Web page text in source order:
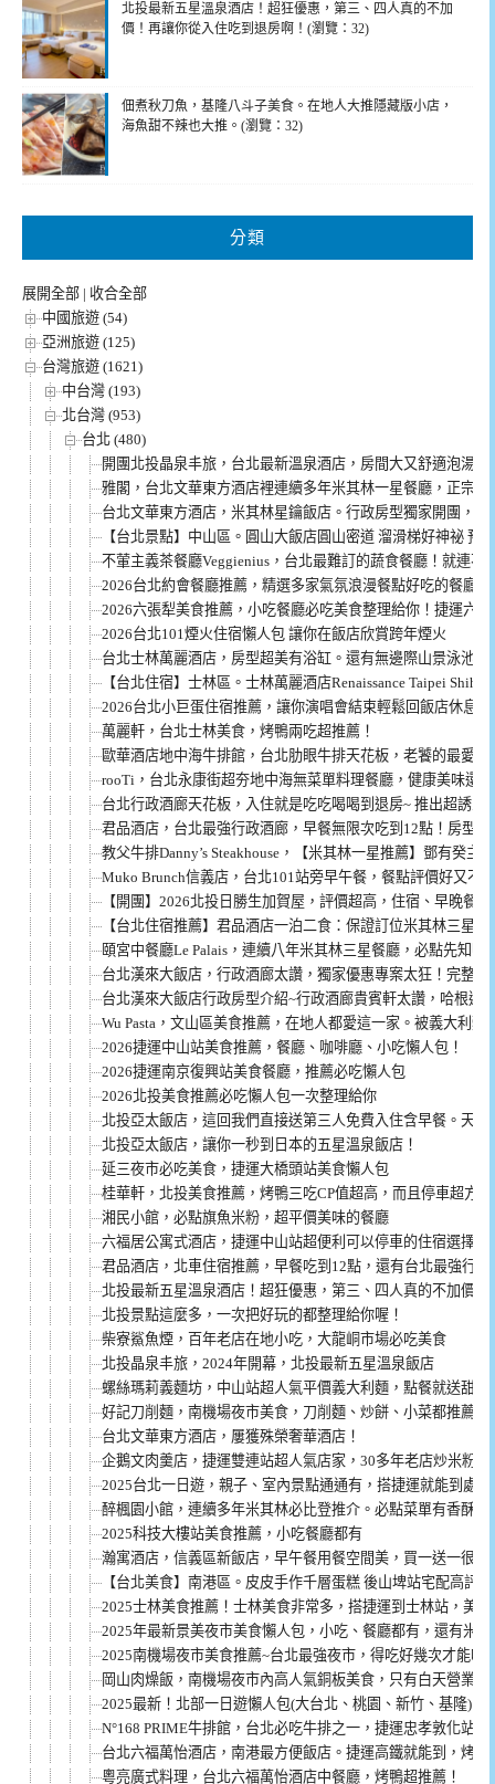
北投最新五星溫泉酒店！超狂優惠，第三、四人真的不加
價！再讓你從入住吃到退房啊！(瀏覽：32)
佃煮秋刀魚，基隆八斗子美食。在地人大推隱藏版小店，
海魚甜不辣也大推。(瀏覽：32)
分類
展開全部 | 收合全部
中國旅遊 (54)
亞洲旅遊 (125)
台灣旅遊 (1621)
中台灣 (193)
北台灣 (953)
台北 (480)
開團北投晶泉丰旅，台北最新溫泉酒店，房間大又舒適泡湯超
雅閣，台北文華東方酒店裡連續多年米其林一星餐廳，正宗粵
台北文華東方酒店，米其林星鑰飯店。行政房型獨家開團，說
【台北景點】中山區。圓山大飯店圓山密道 溜滑梯好神祕 預
不葷主義茶餐廳Veggienius，台北最難訂的蔬食餐廳！就連不
2026台北約會餐廳推薦，精選多家氣氛浪漫餐點好吃的餐廳
2026六張犁美食推薦，小吃餐廳必吃美食整理給你！捷運六
2026台北101煙火住宿懶人包 讓你在飯店欣賞跨年煙火
台北士林萬麗酒店，房型超美有浴缸。還有無邊際山景泳池
【台北住宿】士林區。士林萬麗酒店Renaissance Taipei
2026台北小巨蛋住宿推薦，讓你演唱會結束輕鬆回飯店休息！
萬麗軒，台北士林美食，烤鴨兩吃超推薦！
歐華酒店地中海牛排館，台北肋眼牛排天花板，老饕的最愛！
rooTi，台北永康街超夯地中海無菜單料理餐廳，健康美味還
台北行政酒廊天花板，入住就是吃吃喝喝到退房~ 推出超誘人
君品酒店，台北最強行政酒廊，早餐無限次吃到12點！房型介
教父牛排Danny’s Steakhouse，【米其林一星推薦】鄧有癸
Muko Brunch信義店，台北101站旁早午餐，餐點評價好又不
【開團】2026北投日勝生加賀屋，評價超高，住宿、早晚餐
【台北住宿推薦】君品酒店一泊二食：保證訂位米其林三星
頤宮中餐廳Le Palais，連續八年米其林三星餐廳，必點先知
台北漢來大飯店，行政酒廊太讚，獨家優惠專案太狂！完整方
台北漢來大飯店行政房型介紹~行政酒廊貴賓軒太讚，哈根達
Wu Pasta，文山區美食推薦，在地人都愛這一家。被義大利麵
2026捷運中山站美食推薦，餐廳、咖啡廳、小吃懶人包！
2026捷運南京復興站美食餐廳，推薦必吃懶人包
2026北投美食推薦必吃懶人包一次整理給你
北投亞太飯店，這回我們直接送第三人免費入住含早餐。天氣
北投亞太飯店，讓你一秒到日本的五星溫泉飯店！
延三夜市必吃美食，捷運大橋頭站美食懶人包
桂華軒，北投美食推薦，烤鴨三吃CP值超高，而且停車超方
湘民小館，必點旗魚米粉，超平價美味的餐廳
六福居公寓式酒店，捷運中山站超便利可以停車的住宿選擇！
君品酒店，北車住宿推薦，早餐吃到12點，還有台北最強行政
北投最新五星溫泉酒店！超狂優惠，第三、四人真的不加價
北投景點這麼多，一次把好玩的都整理給你喔！
柴寮鯊魚煙，百年老店在地小吃，大龍峒市場必吃美食
北投晶泉丰旅，2024年開幕，北投最新五星溫泉飯店
螺絲瑪莉義麵坊，中山站超人氣平價義大利麵，點餐就送甜點
好記刀削麵，南機場夜市美食，刀削麵、炒餅、小菜都推薦 (
台北文華東方酒店，屢獲殊榮奢華酒店！
企鵝文肉羹店，捷運雙連站超人氣店家，30多年老店炒米粉+
2025台北一日遊，親子、室內景點通通有，搭捷運就能到處玩
醉楓園小館，連續多年米其林必比登推介。必點菜單有香酥
2025科技大樓站美食推薦，小吃餐廳都有
瀚寓酒店，信義區新飯店，早午餐用餐空間美，買一送一很超
【台北美食】南港區。皮皮手作千層蛋糕 後山埤站宅配高評
2025士林美食推薦！士林美食非常多，搭捷運到士林站，美
2025年最新景美夜市美食懶人包，小吃、餐廳都有，還有米
2025南機場夜市美食推薦~台北最強夜市，得吃好幾次才能吃
岡山肉燥飯，南機場夜市內高人氣銅板美食，只有白天營業(
2025最新！北部一日遊懶人包(大台北、桃園、新竹、基隆)
N°168 PRIME牛排館，台北必吃牛排之一，捷運忠孝敦化站就
台北六福萬怡酒店，南港最方便飯店。捷運高鐵就能到，烤
粵亮廣式料理，台北六福萬怡酒店中餐廳，烤鴨超推薦！